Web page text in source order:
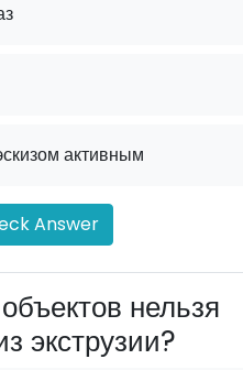
активным
Answer
нельзя
экструзии?